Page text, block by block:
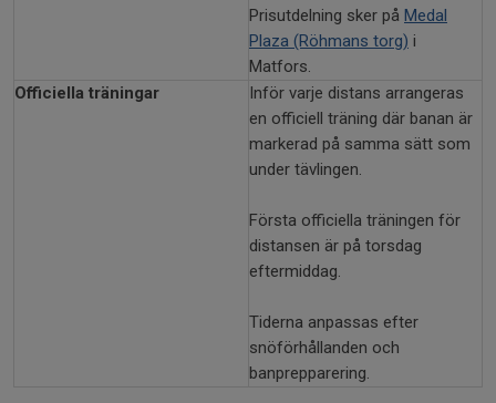
Prisutdelning sker på Medal
Plaza (Röhmans torg) i
Matfors.
Officiella träningar
Inför varje distans arrangeras
en officiell träning där banan är
markerad på samma sätt som
under tävlingen.
Första officiella träningen för
distansen är på torsdag
eftermiddag.
Tiderna anpassas efter
snöförhållanden och
banprepparering.